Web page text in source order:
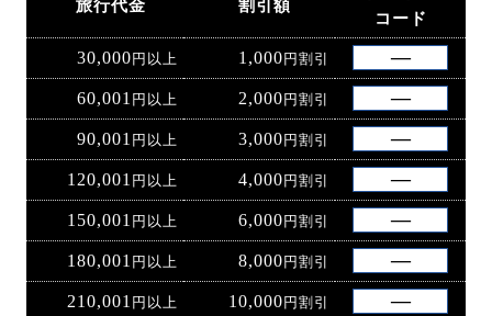
旅行代金 割引額
コード
30,000 円以上 1,000 円割引
60,001 円以上 2,000 円割引
90,001 円以上 3,000 円割引
120,001 円以上 4,000 円割引
150,001 円以上 6,000 円割引
180,001 円以上 8,000 円割引
210,001 円以上 10,000 円割引